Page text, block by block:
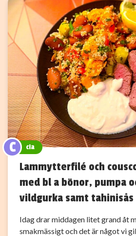
C cia
Lammytterfilé och
med bl a bönor, pumpa
vildgurka samt tahinisås
Idag drar middagen litet grand åt
smakmässigt och det är något vi